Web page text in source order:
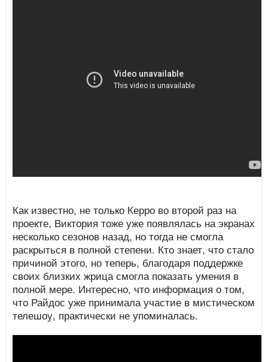
Как известно, не только Керро во второй раз на
проекте, Виктория тоже уже появлялась на экранах
несколько сезонов назад, но тогда не смогла
раскрыться в полной степени. Кто знает, что стало
причиной этого, но теперь, благодаря поддержке
своих близких жрица смогла показать умения в
полной мере. Интересно, что информация о том,
что Райдос уже принимала участие в мистическом
телешоу, практически не упоминалась.